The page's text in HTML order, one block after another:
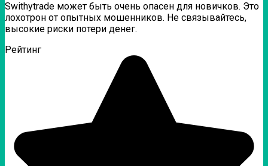
Swithytrade может быть очень опасен для новичков. Это
лохотрон от опытных мошенников. Не связывайтесь,
высокие риски потери денег.
Рейтинг